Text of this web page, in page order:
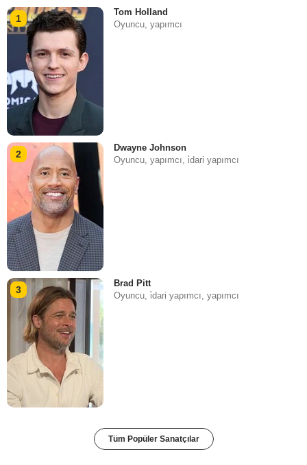
1
Tom Holland
Oyuncu, yapımcı
2
Dwayne Johnson
Oyuncu, yapımcı, i̇dari yapımcı
3
Brad Pitt
Oyuncu, i̇dari yapımcı, yapımcı
Tüm Popüler Sanatçılar